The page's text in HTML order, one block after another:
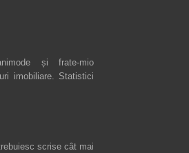
și frate-mio
imobiliare. Statistici
scrise cât mai